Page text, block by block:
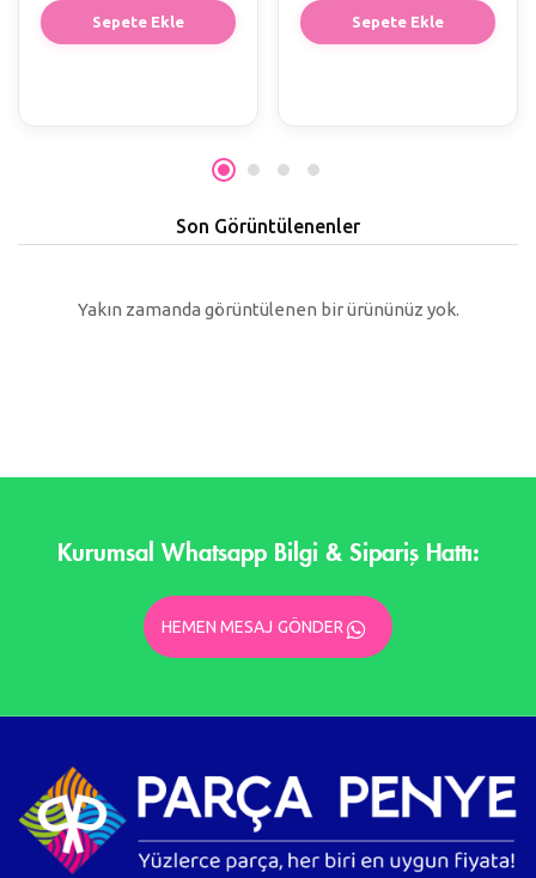
Sepete Ekle Sepete Ekle
Son Görüntülenenler
Yakın zamanda görüntülenen bir ürününüz yok.
Kurumsal Whatsapp Bilgi & Sipariş Hattı:
HEMEN MESAJ GÖNDER